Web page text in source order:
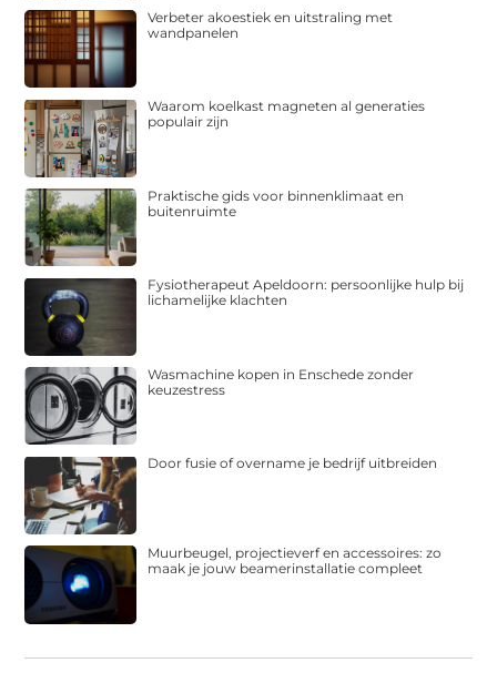
Verbeter akoestiek en uitstraling met
wandpanelen
Waarom koelkast magneten al generaties
populair zijn
Praktische gids voor binnenklimaat en
buitenruimte
Fysiotherapeut Apeldoorn: persoonlijke hulp bij
lichamelijke klachten
Wasmachine kopen in Enschede zonder
keuzestress
Door fusie of overname je bedrijf uitbreiden
Muurbeugel, projectieverf en accessoires: zo
maak je jouw beamerinstallatie compleet